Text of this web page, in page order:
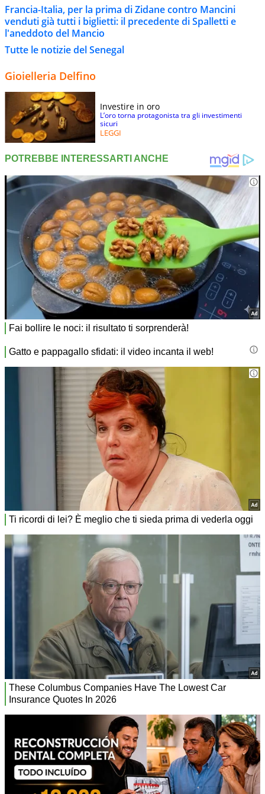
Francia-Italia, per la prima di Zidane contro Mancini
venduti già tutti i biglietti: il precedente di Spalletti e
l'aneddoto del Mancio
Tutte le notizie del Senegal
Gioielleria Delfino
Investire in oro
L’oro torna protagonista tra gli investimenti
sicuri
LEGGI